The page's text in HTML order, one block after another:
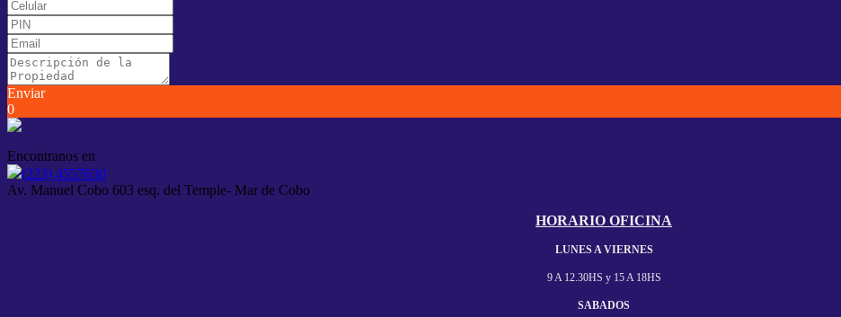
Enviar
0
Encontranos en
(223) 4557630
Av. Manuel Cobo 603 esq. del Temple- Mar de Cobo
HORARIO OFICINA
LUNES A VIERNES
9 A 12.30HS y 15 A 18HS
SABADOS